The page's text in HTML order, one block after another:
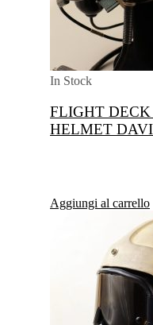
In Stock
FLIGHT DECK
HELMET
Aggiungi al carrello